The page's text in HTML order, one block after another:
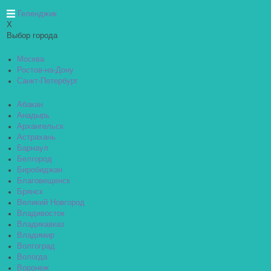
Геленджик
X
Выбор города
Москва
Ростов-на-Дону
Санкт-Петербург
Абакан
Анадырь
Архангельск
Астрахань
Барнаул
Белгород
Биробиджан
Благовещенск
Брянск
Великий Новгород
Владивосток
Владикавказ
Владимир
Волгоград
Вологда
Воронеж